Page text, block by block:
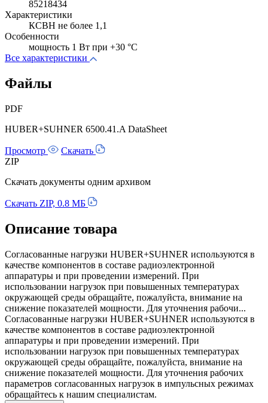
85218434
Характеристики
КСВН не более 1,1
Особенности
мощность 1 Вт при +30 °C
Все характеристики
Файлы
PDF
HUBER+SUHNER 6500.41.A DataSheet
Просмотр
Скачать
ZIP
Скачать документы одним архивом
Скачать ZIP, 0.8 МБ
Описание товара
Согласованные нагрузки HUBER+SUHNER используются в
качестве компонентов в составе радиоэлектронной
аппаратуры и при проведении измерений. При
использовании нагрузок при повышенных температурах
окружающей среды обращайте, пожалуйста, внимание на
снижение показателей мощности. Для уточнения рабочи...
Согласованные нагрузки HUBER+SUHNER используются в
качестве компонентов в составе радиоэлектронной
аппаратуры и при проведении измерений. При
использовании нагрузок при повышенных температурах
окружающей среды обращайте, пожалуйста, внимание на
снижение показателей мощности. Для уточнения рабочих
параметров согласованных нагрузок в импульсных режимах
обращайтесь к нашим специалистам.